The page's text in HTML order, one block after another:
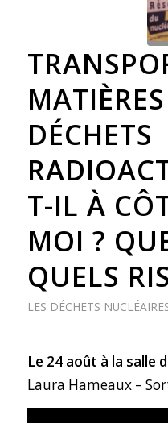
DÉCHETS
T-IL À
MOI ?
QUELS
LES DÉCHETS
Le 24 août à la salle
Laura Hameaux –